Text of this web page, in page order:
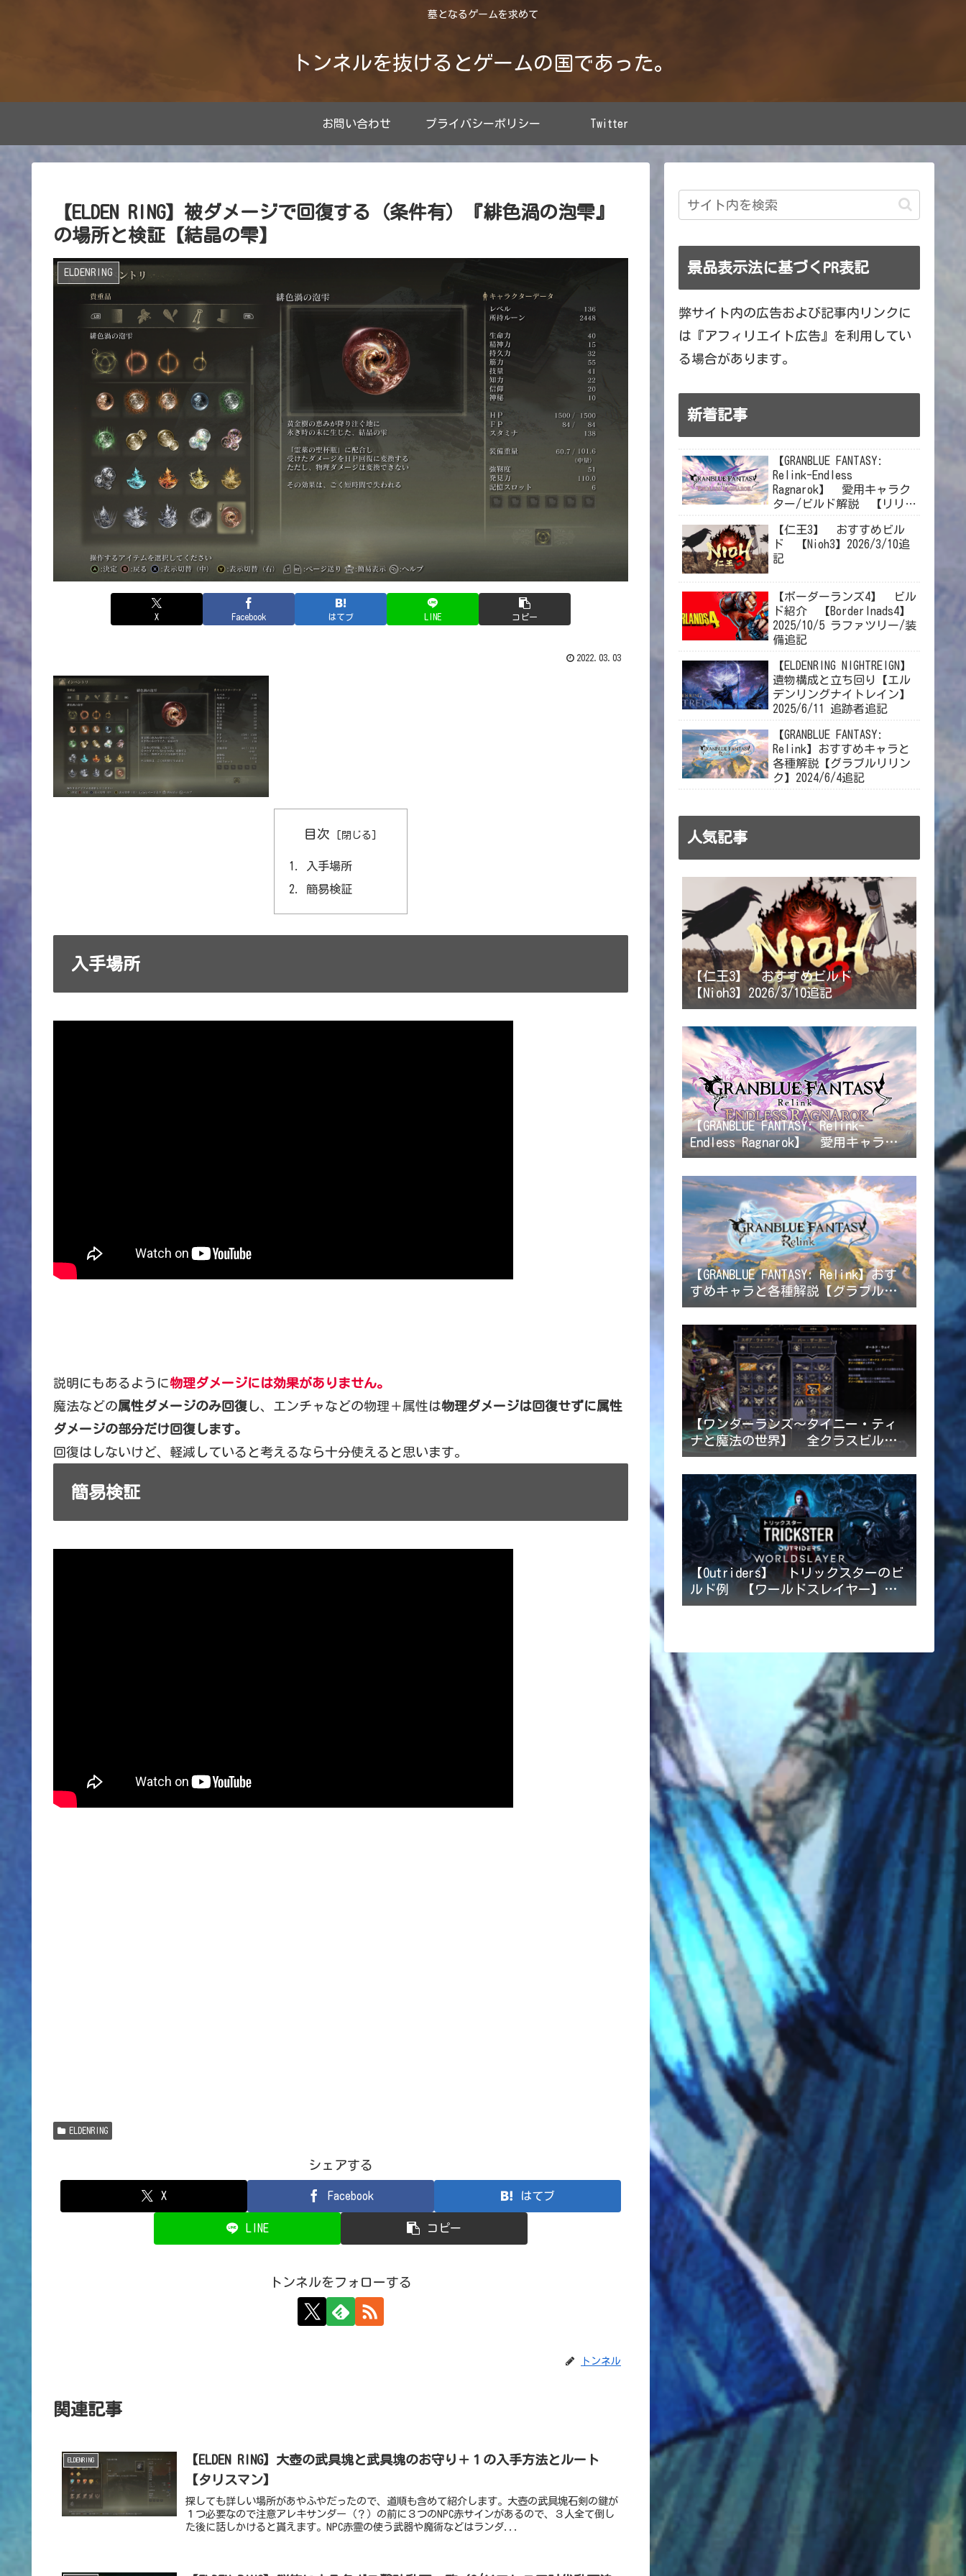
墓となるゲームを求めて
トンネルを抜けるとゲームの国であった。
お問い合わせ プライバシーポリシー Twitter
【ELDEN RING】被ダメージで回復する（条件有）『緋色渦の泡雫』
の場所と検証【結晶の雫】
ELDENRING
X Facebook はてブ LINE コピー
2022.03.03
目次
入手場所
簡易検証
入手場所
説明にもあるように物理ダメージには効果がありません。
魔法などの属性ダメージのみ回復 し、エンチャなどの物理＋属性は物理ダメージは回復せずに属性
ダメージの部分だけ回復します。
回復はしないけど、軽減していると考えるなら十分使えると思います。
簡易検証
ELDENRING
シェアする
X Facebook はてブ
LINE コピー
トンネルをフォローする
トンネル
関連記事
ELDENRING
【ELDEN RING】大壺の武具塊と武具塊のお守り＋１の入手方法とルート
【タリスマン】
探しても詳しい場所があやふやだったので、道順も含めて紹介します。大壺の武具塊石剣の鍵が
１つ必要なので注意アレキサンダー（？）の前に３つのNPC赤サインがあるので、３人全て倒し
た後に話しかけると貰えます。NPC赤霊の使う武器や魔術などはランダ...
景品表示法に基づくPR表記
弊サイト内の広告および記事内リンクに
は『アフィリエイト広告』を利用してい
る場合があります。
新着記事
【GRANBLUE FANTASY:
Relink-Endless
Ragnarok】 愛用キャラク
ター/ビルド解説 【リリン
2026/8/6ラカムジーン修正
【仁王3】 おすすめビル
ド 【Nioh3】2026/3/10追
記
【ボーダーランズ4】 ビル
ド紹介 【Borderlnads4】
2025/10/5 ラファツリー/装
備追記
【ELDENRING NIGHTREIGN】
遺物構成と立ち回り【エル
デンリングナイトレイン】
2025/6/11 追跡者追記
【GRANBLUE FANTASY:
Relink】おすすめキャラと
各種解説【グラブルリリン
ク】2024/6/4追記
人気記事
【仁王3】 おすすめビルド
【Nioh3】2026/3/10追記
【GRANBLUE FANTASY: Relink-
Endless Ragnarok】 愛用キャラク
ター/ビルド解説 【リリンクエンド
レスラグナロク】2026/8/6ラカムジ
ーン修正
【GRANBLUE FANTASY: Relink】おす
すめキャラと各種解説【グラブルリ
リンク】2024/6/4追記
【ワンダーランズ～タイニー・ティ
ナと魔法の世界】 全クラスビルド
例一覧 【2022/4/24ビルド追記】
【Outriders】 トリックスターのビ
ルド例 【ワールドスレイヤー】
2023/1/16追記